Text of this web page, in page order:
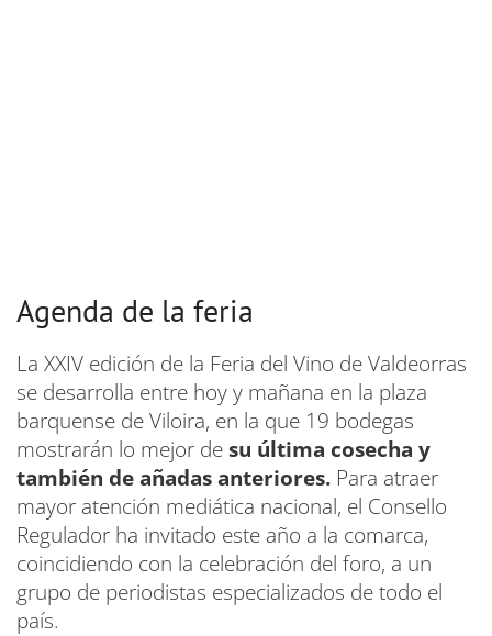
Agenda de la feria
La XXIV edición de la Feria del Vino de Valdeorras
se desarrolla entre hoy y mañana en la plaza
barquense de Viloira, en la que 19 bodegas
mostrarán lo mejor desu última cosecha y
también de añadas anteriores. Para atraer
mayor atención mediática nacional, el Consello
Regulador ha invitado este año a la comarca,
coincidiendo con la celebración del foro, a un
grupo de periodistas especializados de todo el
país.